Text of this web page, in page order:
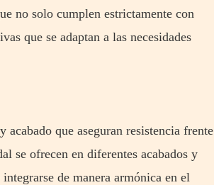
no solo cumplen estrictamente con
que se adaptan a las necesidades
que aseguran resistencia frente
se ofrecen en diferentes acabados y
de manera armónica en el